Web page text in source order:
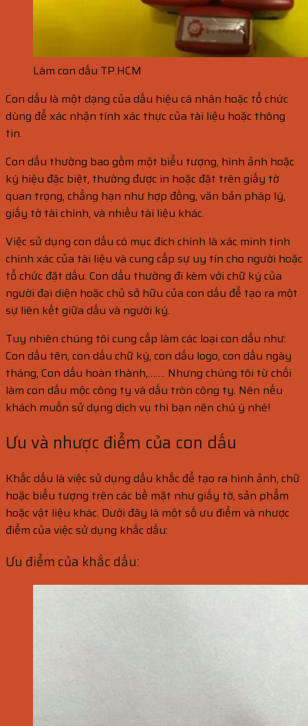
Làm con dấu TP.HCM
Con dấu là một dạng của dấu hiệu cá nhân hoặc tổ chức
dùng để xác nhận tính xác thực của tài liệu hoặc thông
tin.
Con dấu thường bao gồm một biểu tượng, hình ảnh hoặc
ký hiệu đặc biệt, thường được in hoặc đặt trên giấy tờ
quan trọng, chẳng hạn như hợp đồng, văn bản pháp lý,
giấy tờ tài chính, và nhiều tài liệu khác.
Việc sử dụng con dấu có mục đích chính là xác minh tính
chính xác của tài liệu và cung cấp sự uy tín cho người hoặc
tổ chức đặt dấu. Con dấu thường đi kèm với chữ ký của
người đại diện hoặc chủ sở hữu của con dấu để tạo ra một
sự liên kết giữa dấu và người ký.
Tuy nhiên chúng tôi cung cấp làm các loại con dấu như:
Con dấu tên, con dấu chữ ký, con dấu logo, con dấu ngày
tháng, Con dấu hoàn thành,……. Nhưng chúng tôi từ chối
làm con dấu mộc công ty và dấu tròn công ty. Nên nếu
khách muốn sử dụng dịch vụ thì bạn nên chú ý nhé!
Ưu và nhược điểm của con dấu
Khắc dấu là việc sử dụng dấu khắc để tạo ra hình ảnh, chữ
hoặc biểu tượng trên các bề mặt như giấy tờ, sản phẩm
hoặc vật liệu khác. Dưới đây là một số ưu điểm và nhược
điểm của việc sử dụng khắc dấu:
Ưu điểm của khắc dấu: